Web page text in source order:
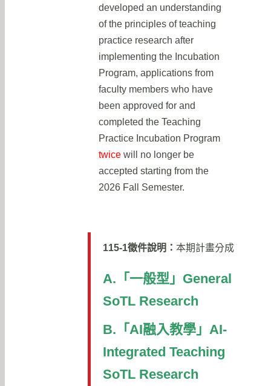
developed an understanding
of the principles of teaching
practice research after
implementing the Incubation
Program, applications from
faculty members who have
been approved for and
completed the Teaching
Practice Incubation Program
twice will no longer be
accepted starting from the
2026 Fall Semester.
115-1徵件說明： 本期計畫分成
A.「一般型」General
SoTL Research
B.「 AI融入教學」AI-
Integrated Teaching
SoTL Research